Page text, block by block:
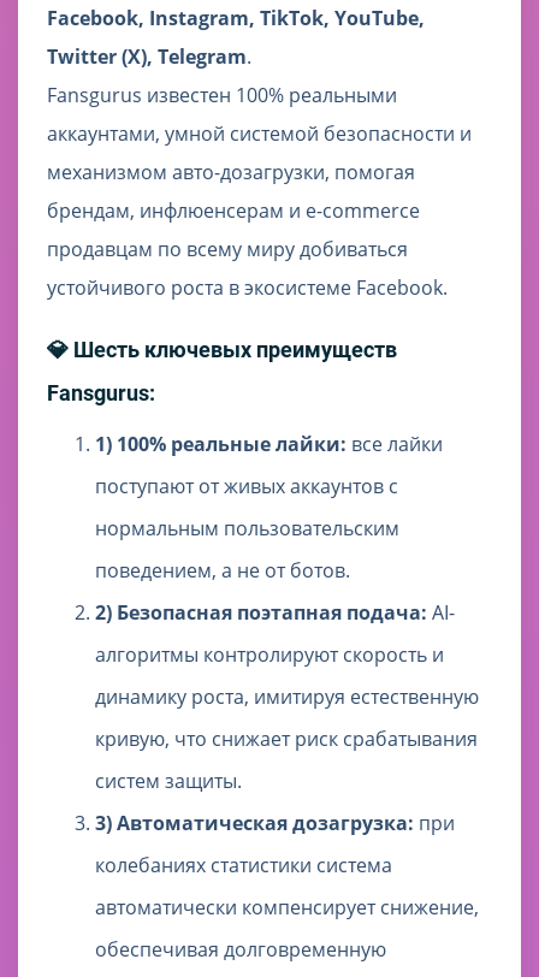
Facebook, Instagram, TikTok, YouTube,
Twitter (X), Telegram.
Fansgurus известен 100% реальными
аккаунтами, умной системой безопасности и
механизмом авто-дозагрузки, помогая
брендам, инфлюенсерам и e-commerce
продавцам по всему миру добиваться
устойчивого роста в экосистеме Facebook.
💎 Шесть ключевых преимуществ
Fansgurus:
1) 100% реальные лайки: все лайки
поступают от живых аккаунтов с
нормальным пользовательским
поведением, а не от ботов.
2) Безопасная поэтапная подача: AI-
алгоритмы контролируют скорость и
динамику роста, имитируя естественную
кривую, что снижает риск срабатывания
систем защиты.
3) Автоматическая дозагрузка: при
колебаниях статистики система
автоматически компенсирует снижение,
обеспечивая долговременную